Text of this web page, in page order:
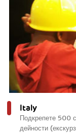
Italy
Подкрепете 500
дейности